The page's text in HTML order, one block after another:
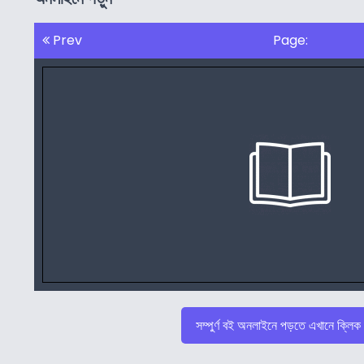
Prev Page:
সম্পুর্ণ বই অনলাইনে পড়তে এখানে